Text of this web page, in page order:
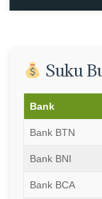
Suku
Bank
Bank BTN
Bank BNI
Bank BCA